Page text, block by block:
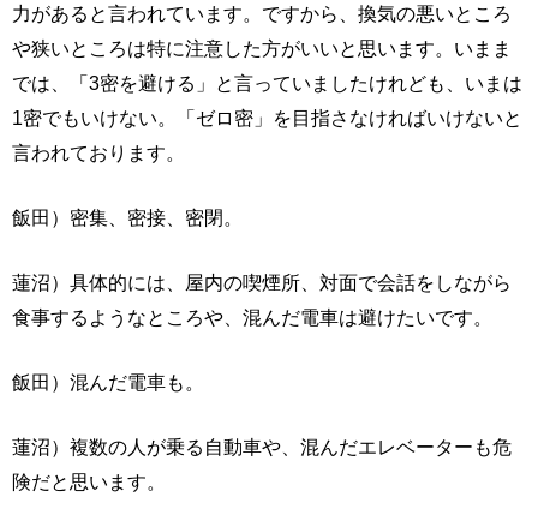
力があると言われています。ですから、換気の悪いところ
や狭いところは特に注意した方がいいと思います。いまま
では、「3密を避ける」と言っていましたけれども、いまは
1密でもいけない。「ゼロ密」を目指さなければいけないと
言われております。
飯田）密集、密接、密閉。
蓮沼）具体的には、屋内の喫煙所、対面で会話をしながら
食事するようなところや、混んだ電車は避けたいです。
飯田）混んだ電車も。
蓮沼）複数の人が乗る自動車や、混んだエレベーターも危
険だと思います。